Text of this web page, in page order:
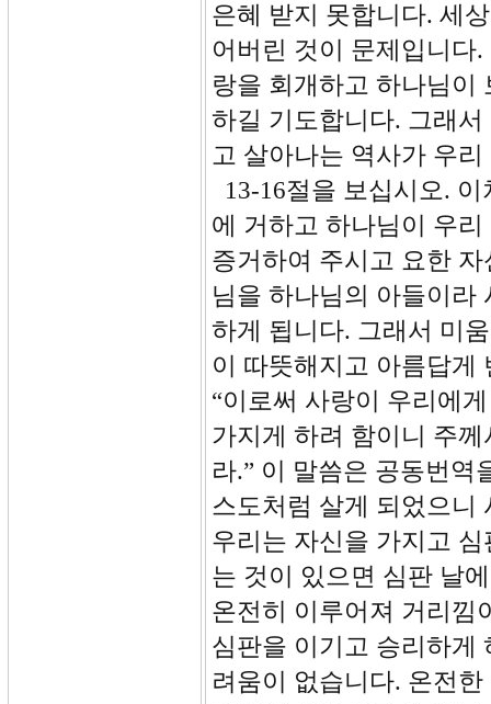
은혜 받지 못합니다. 세
어버린 것이 문제입니다
랑을 회개하고 하나님이
하길 기도합니다. 그래
고 살아나는 역사가 우
13-16절을 보십시오.
에 거하고 하나님이 우
증거하여 주시고 요한
님을 하나님의 아들이라
하게 됩니다. 그래서 미
이 따뜻해지고 아름답게
“이로써 사랑이 우리에
가지게 하려 함이니 주
라.” 이 말씀은 공동번역
스도처럼 살게 되었으니
우리는 자신을 가지고
는 것이 있으면 심판 날
온전히 이루어져 거리낌
심판을 이기고 승리하게
려움이 없습니다. 온전